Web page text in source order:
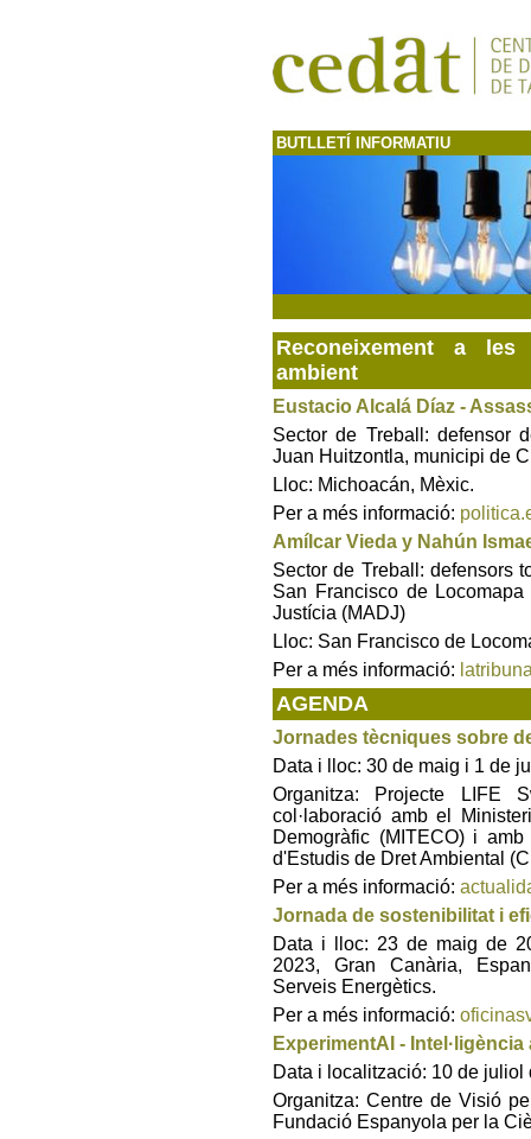
BUTLLETÍ INFORMATIU
Reconeixement a
ambient
Eustacio Alcalá Díaz -
Sector de Treball: defensor
Juan Huitzontla, municipi de
Lloc: Michoacán, Mèxic.
Per a més informació:
Amílcar Vieda y Nahún
Sector de Treball: defensors
San Francisco de
Justícia (MADJ)
Lloc: San Francisco de
Per a més informació:
AGENDA
Jornades tècniques sobre
Data i lloc: 30 de maig i 1 de
Organitza: Projecte LIFE
col·laboració amb el
Demogràfic (MITECO) i
d'Estudis de Dret Ambiental
Per a més informació:
Jornada de sostenibilitat i
Data i lloc: 23 de maig de
2023, Gran Canària,
Serveis Energètics.
Per a més informació:
ExperimentAI -
Data i localització: 10 de
Organitza: Centre de Visió
Fundació Espanyola per la